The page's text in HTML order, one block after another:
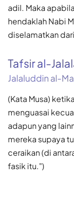
adil. Maka
hendaklah Nabi
diselamatkan
Tafsir al-
Jalaluddin al-
(Kata Musa)
menguasai
adapun yang
mereka supaya
ceraikan (di
fasik itu.")